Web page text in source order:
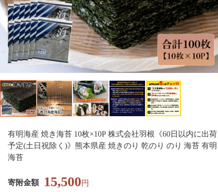
有明海産 焼き海苔 10枚×10P 株式会社羽根《60日以内に出荷
予定(土日祝除く)》熊本県産 焼きのり 乾のり のり 海苔 有明
海苔
寄附金額 15,500円